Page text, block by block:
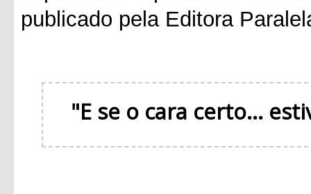
publicado pela Editora
"E se o cara certo...